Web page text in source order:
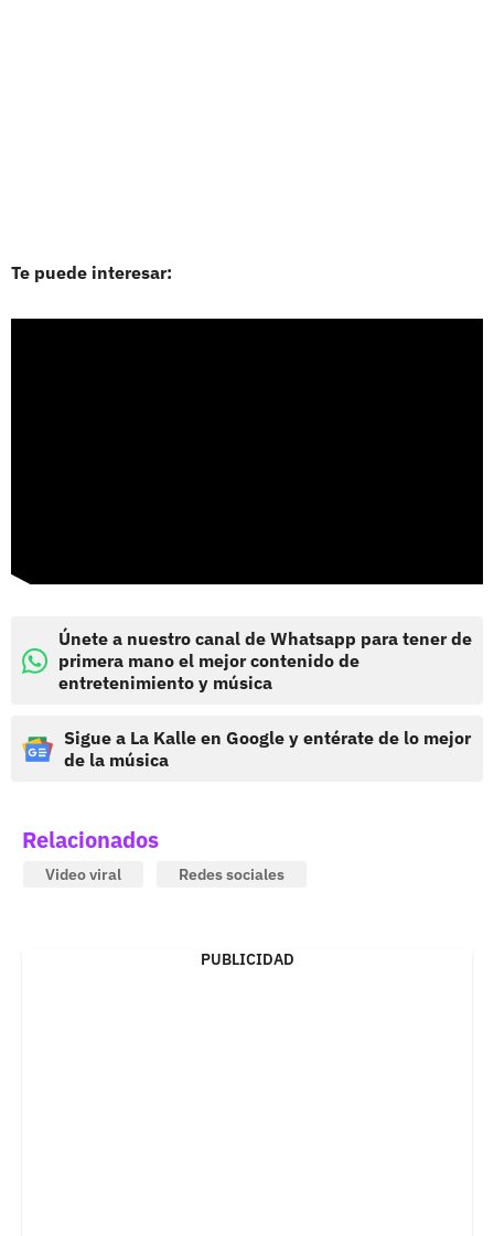
Te puede interesar:
Únete a nuestro canal de Whatsapp para tener de
primera mano el mejor contenido de
entretenimiento y música
Sigue a La Kalle en Google y entérate de lo mejor
de la música
Relacionados
Video viral Redes sociales
PUBLICIDAD